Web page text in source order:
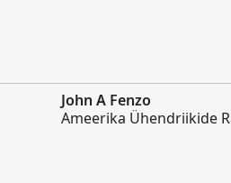
John A Fenzo
Ameerika Ühendriikide